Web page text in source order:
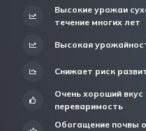
Высокие урожаи
течение многих лет
Высокая
Снижает риск
Очень хороший
переваримость
Обогащение почвы